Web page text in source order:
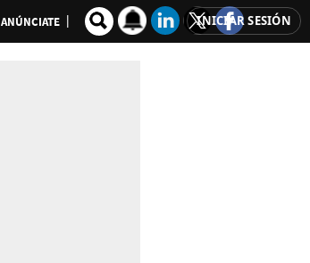
ANÚNCIATE INICIAR SESIÓN